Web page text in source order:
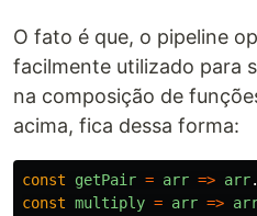
O fato é que, o pipeline
facilmente utilizado para
na composição de
acima, fica dessa forma:
const getPair = arr => arr.
const multiply = arr =>